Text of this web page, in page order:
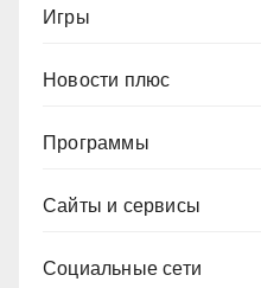
Игры
Новости плюс
Программы
Сайты и сервисы
Социальные сети